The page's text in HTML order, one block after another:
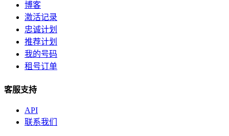
博客
激活记录
忠诚计划
推荐计划
我的号码
租号订单
客服支持
API
联系我们